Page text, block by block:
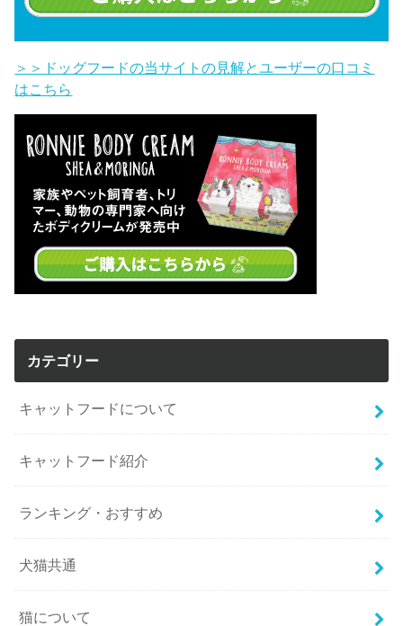
＞＞ドッグフードの当サイトの見解とユーザーの口コミ
はこちら
カテゴリー
キャットフードについて
キャットフード紹介
ランキング・おすすめ
犬猫共通
猫について